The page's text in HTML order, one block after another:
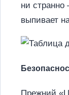
ни
выпивает